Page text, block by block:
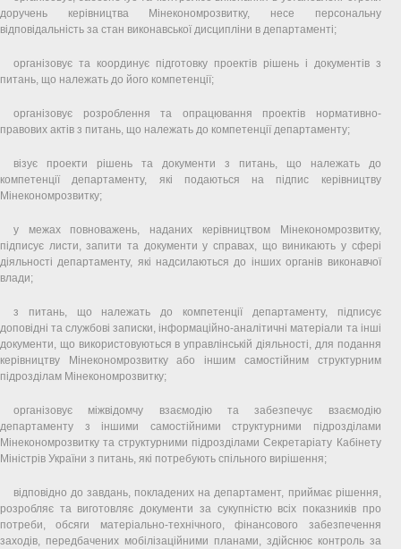
доручень керівництва Мінекономрозвитку, несе персональну
відповідальність за стан виконавської дисципліни в департаменті;
організовує та координує підготовку проектів рішень і документів з
питань, що належать до його компетенції;
організовує розроблення та опрацювання проектів нормативно-
правових актів з питань, що належать до компетенції департаменту;
візує проекти рішень та документи з питань, що належать до
компетенції департаменту, які подаються на підпис керівництву
Мінекономрозвитку;
у межах повноважень, наданих керівництвом Мінекономрозвитку,
підписує листи, запити та документи у справах, що виникають у сфері
діяльності департаменту, які надсилаються до інших органів виконавчої
влади;
з питань, що належать до компетенції департаменту, підписує
доповідні та службові записки, інформаційно-аналітичні матеріали та інші
документи, що використовуються в управлінській діяльності, для подання
керівництву Мінекономрозвитку або іншим самостійним структурним
підрозділам Мінекономрозвитку;
організовує міжвідомчу взаємодію та забезпечує взаємодію
департаменту з іншими самостійними структурними підрозділами
Мінекономрозвитку та структурними підрозділами Секретаріату Кабінету
Міністрів України з питань, які потребують спільного вирішення;
відповідно до завдань, покладених на департамент, приймає рішення,
розробляє та виготовляє документи за сукупністю всіх показників про
потреби, обсяги матеріально-технічного, фінансового забезпечення
заходів, передбачених мобілізаційними планами, здійснює контроль за